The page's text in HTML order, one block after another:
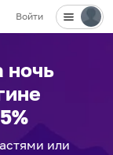
Войти
ночь
или